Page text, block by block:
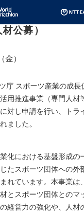
（スポーツ産業
公募）
）
庁 スポーツ産業の成長
用推進事業（専門人材
対し申請を行い、トラ
ました。
化における基盤形成の
じたスポーツ団体への外
れています。本事業は
とスポーツ団体とのマ
経営力の強化や、人材